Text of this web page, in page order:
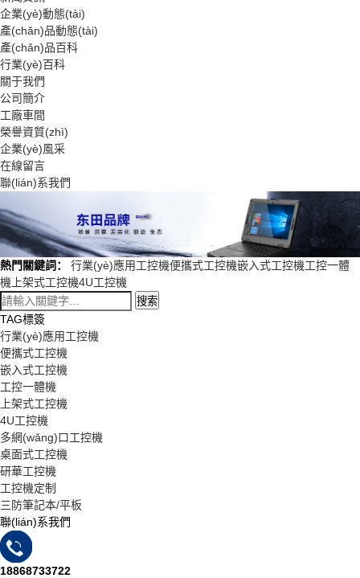
企業(yè)動態(tài)
產(chǎn)品動態(tài)
產(chǎn)品百科
行業(yè)百科
關于我們
公司簡介
工廠車間
榮譽資質(zhì)
企業(yè)風采
在線留言
聯(lián)系我們
熱門關鍵詞： 行業(yè)應用工控機便攜式工控機嵌入式工控機工控一體
機 上架式工控機4U工控機
搜索
TAG標簽
行業(yè)應用工控機
便攜式工控機
嵌入式工控機
工控一體機
上架式工控機
4U工控機
多網(wǎng)口工控機
桌面式工控機
研華工控機
工控機定制
三防筆記本/平板
聯(lián)系我們
18868733722